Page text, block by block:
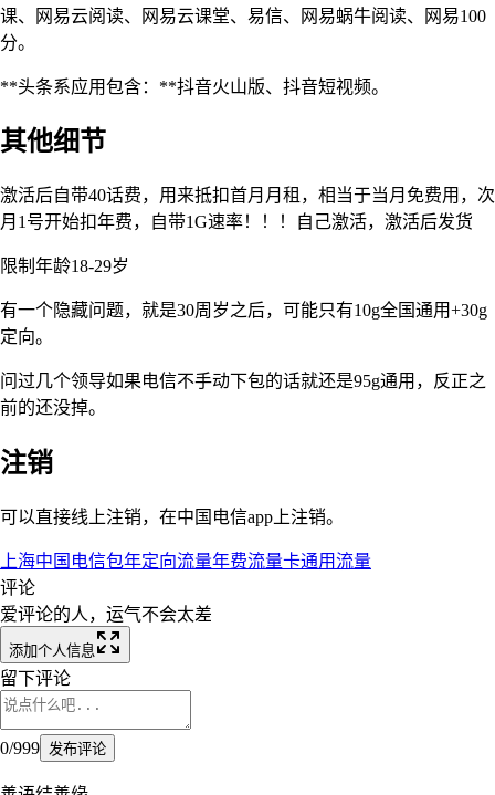
课、网易云阅读、网易云课堂、易信、网易蜗牛阅读、网易100
分。
**头条系应用包含：**抖音火山版、抖音短视频。
其他细节
激活后自带40话费，用来抵扣首月月租，相当于当月免费用，次
月1号开始扣年费，自带1G速率！！！自己激活，激活后发货
限制年龄18-29岁
有一个隐藏问题，就是30周岁之后，可能只有10g全国通用+30g
定向。
问过几个领导如果电信不手动下包的话就还是95g通用，反正之
前的还没掉。
注销
可以直接线上注销，在中国电信app上注销。
上海中国电信包年定向流量年费流量卡通用流量
评论
爱评论的人，运气不会太差
添加个人信息
留下评论
0/999 发布评论